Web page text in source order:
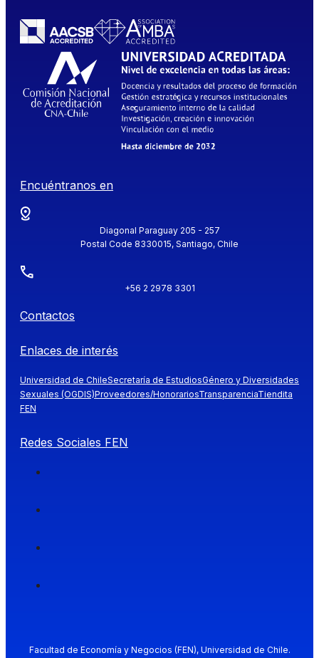
Encuéntranos en
Diagonal Paraguay 205 - 257
Postal Code 8330015, Santiago, Chile
+56 2 2978 3301
Contactos
Enlaces de interés
Universidad de ChileSecretaría de EstudiosGénero y Diversidades
Sexuales (OGDIS)Proveedores/HonorariosTransparenciaTiendita
FEN
Redes Sociales FEN
Facultad de Economía y Negocios (FEN), Universidad de Chile.